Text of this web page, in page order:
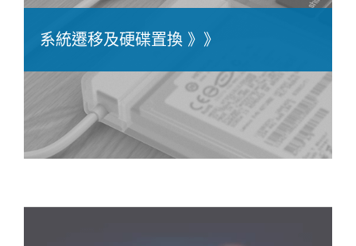
系統遷移及硬碟置換 》》